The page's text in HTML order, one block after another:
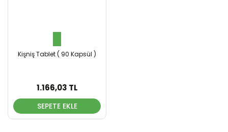
Kişniş Tablet ( 90 Kapsül )
1.166,03 TL
SEPETE EKLE